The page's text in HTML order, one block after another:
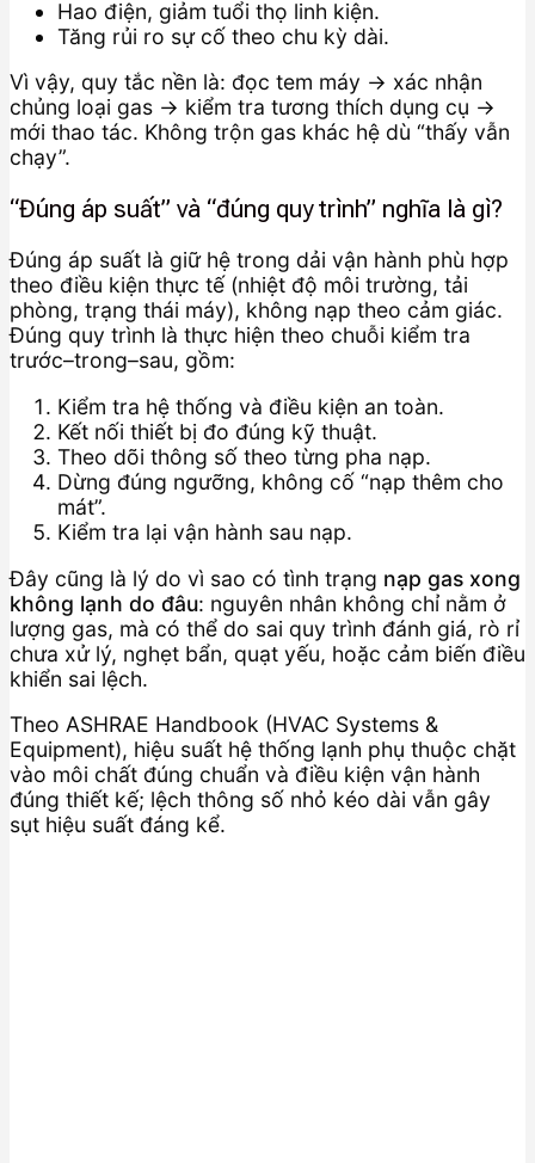
Hao điện, giảm tuổi thọ linh kiện.
Tăng rủi ro sự cố theo chu kỳ dài.
Vì vậy, quy tắc nền là: đọc tem máy → xác nhận
chủng loại gas → kiểm tra tương thích dụng cụ →
mới thao tác. Không trộn gas khác hệ dù “thấy vẫn
chạy”.
“Đúng áp suất” và “đúng quy trình” nghĩa là gì?
Đúng áp suất là giữ hệ trong dải vận hành phù hợp
theo điều kiện thực tế (nhiệt độ môi trường, tải
phòng, trạng thái máy), không nạp theo cảm giác.
Đúng quy trình là thực hiện theo chuỗi kiểm tra
trước–trong–sau, gồm:
Kiểm tra hệ thống và điều kiện an toàn.
Kết nối thiết bị đo đúng kỹ thuật.
Theo dõi thông số theo từng pha nạp.
Dừng đúng ngưỡng, không cố “nạp thêm cho
mát”.
Kiểm tra lại vận hành sau nạp.
Đây cũng là lý do vì sao có tình trạng nạp gas xong
không lạnh do đâu: nguyên nhân không chỉ nằm ở
lượng gas, mà có thể do sai quy trình đánh giá, rò rỉ
chưa xử lý, nghẹt bẩn, quạt yếu, hoặc cảm biến điều
khiển sai lệch.
Theo ASHRAE Handbook (HVAC Systems &
Equipment), hiệu suất hệ thống lạnh phụ thuộc chặt
vào môi chất đúng chuẩn và điều kiện vận hành
đúng thiết kế; lệch thông số nhỏ kéo dài vẫn gây
sụt hiệu suất đáng kể.